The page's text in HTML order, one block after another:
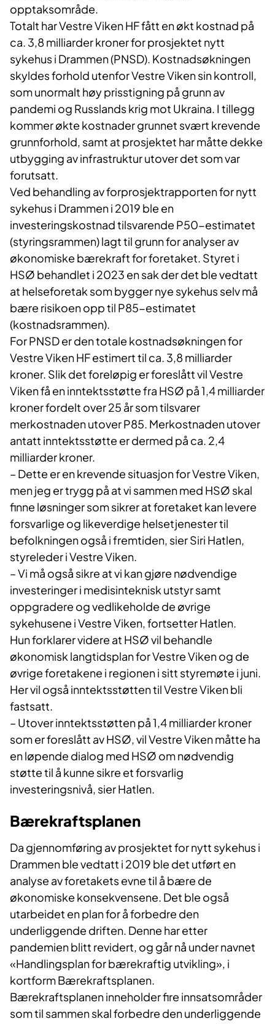
opptaksområde.
Totalt har Vestre Viken HF fått en økt kostnad på
ca. 3,8 milliarder kroner for prosjektet nytt
sykehus i Drammen (PNSD). Kostnadsøkningen
skyldes forhold utenfor Vestre Viken sin kontroll,
som unormalt høy prisstigning på grunn av
pandemi og Russlands krig mot Ukraina. I tillegg
kommer økte kostnader grunnet svært krevende
grunnforhold, samt at prosjektet har måtte dekke
utbygging av infrastruktur utover det som var
forutsatt.
Ved behandling av forprosjektrapporten for nytt
sykehus i Drammen i 2019 ble en
investeringskostnad tilsvarende P50-estimatet
(styringsrammen) lagt til grunn for analyser av
økonomiske bærekraft for foretaket. Styret i
HSØ behandlet i 2023 en sak der det ble vedtatt
at helseforetak som bygger nye sykehus selv må
bære risikoen opp til P85-estimatet
(kostnadsrammen).
For PNSD er den totale kostnadsøkningen for
Vestre Viken HF estimert til ca. 3,8 milliarder
kroner. Slik det foreløpig er foreslått vil Vestre
Viken få en inntektsstøtte fra HSØ på 1,4 milliarder
kroner fordelt over 25 år som tilsvarer
merkostnaden utover P85. Merkostnaden utover
antatt inntektsstøtte er dermed på ca. 2,4
milliarder kroner.
– Dette er en krevende situasjon for Vestre Viken,
men jeg er trygg på at vi sammen med HSØ skal
finne løsninger som sikrer at foretaket kan levere
forsvarlige og likeverdige helsetjenester til
befolkningen også i fremtiden, sier Siri Hatlen,
styreleder i Vestre Viken.
– Vi må også sikre at vi kan gjøre nødvendige
investeringer i medisinteknisk utstyr samt
oppgradere og vedlikeholde de øvrige
sykehusene i Vestre Viken, fortsetter Hatlen.
Hun forklarer videre at HSØ vil behandle
økonomisk langtidsplan for Vestre Viken og de
øvrige foretakene i regionen i sitt styremøte i juni.
Her vil også inntektsstøtten til Vestre Viken bli
fastsatt.
– Utover inntektsstøtten på 1,4 milliarder kroner
som er foreslått av HSØ, vil Vestre Viken måtte ha
en løpende dialog med HSØ om nødvendig
støtte til å kunne sikre et forsvarlig
investeringsnivå, sier Hatlen.
Bærekraftsplanen
Da gjennomføring av prosjektet for nytt sykehus i
Drammen ble vedtatt i 2019 ble det utført en
analyse av foretakets evne til å bære de
økonomiske konsekvensene. Det ble også
utarbeidet en plan for å forbedre den
underliggende driften. Denne har etter
pandemien blitt revidert, og går nå under navnet
«Handlingsplan for bærekraftig utvikling», i
kortform Bærekraftsplanen.
Bærekraftsplanen inneholder fire innsatsområder
som til sammen skal forbedre den underliggende